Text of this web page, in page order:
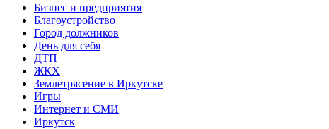
Бизнес и предприятия
Благоустройство
Город должников
День для себя
ДТП
ЖКХ
Землетрясение в Иркутске
Игры
Интернет и СМИ
Иркутск